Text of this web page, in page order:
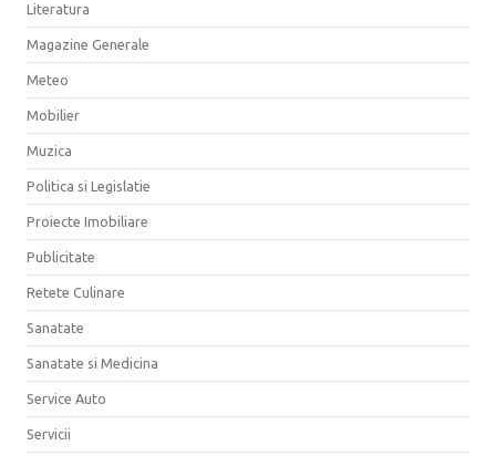
Literatura
Magazine Generale
Meteo
Mobilier
Muzica
Politica si Legislatie
Proiecte Imobiliare
Publicitate
Retete Culinare
Sanatate
Sanatate si Medicina
Service Auto
Servicii